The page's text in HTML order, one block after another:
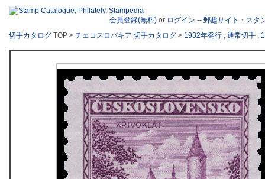
会員登録(無料) or ログイン -- 郵趣サイト・スタ
切手カタログ TOP > チェコスロバキア 切手カタログ > 1932年発行 , 通常切手 ,